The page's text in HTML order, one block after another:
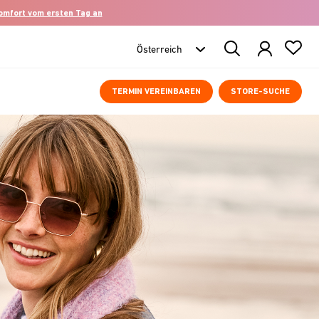
vom ersten Tag an
Search
Products
TERMIN VEREINBAREN STORE-SUCHE